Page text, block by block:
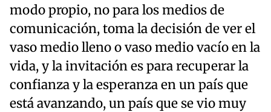
modo propio, no para los medios de
comunicación, toma la decisión de ver el
vaso medio lleno o vaso medio vacío en la
vida, y la invitación es para recuperar la
confianza y la esperanza en un país que
está avanzando, un país que se vio muy